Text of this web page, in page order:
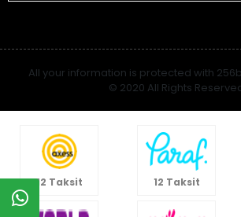
All your information is protected with
© 2020 All Rights
12 Taksit 12 Taksit